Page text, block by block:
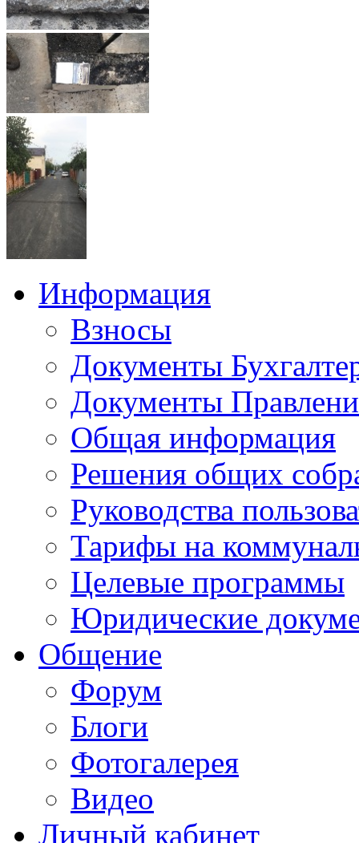
Информация
Взносы
Документы
Документы
Общая информация
Решения общих
Руководства
Тарифы на
Целевые программы
Юридические
Общение
Форум
Блоги
Фотогалерея
Видео
Личный кабинет